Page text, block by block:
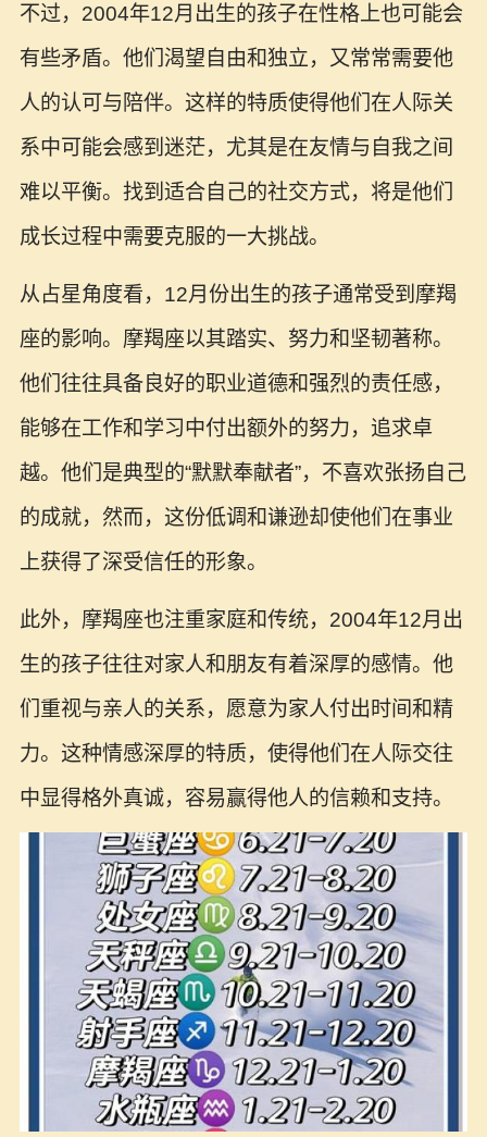
不过，2004年12月出生的孩子在性格上也可能会
有些矛盾。他们渴望自由和独立，又常常需要他
人的认可与陪伴。这样的特质使得他们在人际关
系中可能会感到迷茫，尤其是在友情与自我之间
难以平衡。找到适合自己的社交方式，将是他们
成长过程中需要克服的一大挑战。
从占星角度看，12月份出生的孩子通常受到摩羯
座的影响。摩羯座以其踏实、努力和坚韧著称。
他们往往具备良好的职业道德和强烈的责任感，
能够在工作和学习中付出额外的努力，追求卓
越。他们是典型的“默默奉献者”，不喜欢张扬自己
的成就，然而，这份低调和谦逊却使他们在事业
上获得了深受信任的形象。
此外，摩羯座也注重家庭和传统，2004年12月出
生的孩子往往对家人和朋友有着深厚的感情。他
们重视与亲人的关系，愿意为家人付出时间和精
力。这种情感深厚的特质，使得他们在人际交往
中显得格外真诚，容易赢得他人的信赖和支持。